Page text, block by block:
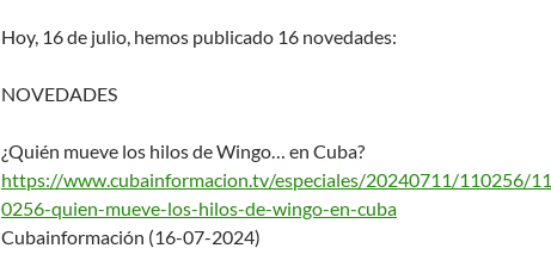
Hoy, 16 de julio, hemos publicado 16 novedades:
NOVEDADES
¿Quién mueve los hilos de Wingo… en Cuba?
https://www.cubainformacion.tv/especiales/20240711/110256/11
0256-quien-mueve-los-hilos-de-wingo-en-cuba
Cubainformación (16-07-2024)